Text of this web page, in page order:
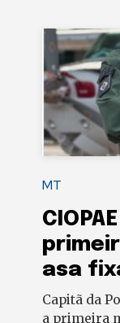
MT
asa
Capitã da
a primeira